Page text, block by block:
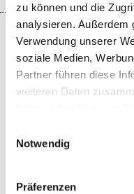
zu können und die
analysieren. Außerdem
Verwendung unserer
soziale Medien,
Partner führen diese
weiteren Daten
Notwendig
Präferenzen
+